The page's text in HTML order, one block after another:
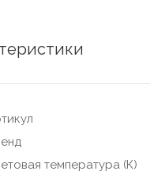
температура (К)